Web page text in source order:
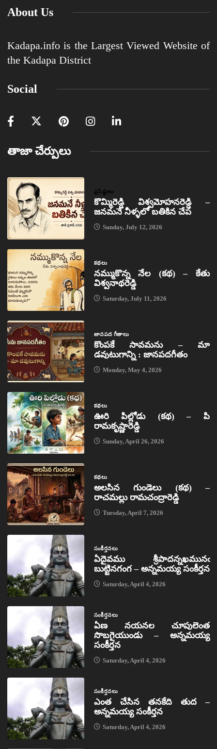
About Us
Kadapa.info is the Largest Viewed Website of
the Kadapa District
Social
తాజా చేర్పులు
ప్రసిద్ధులు
కొమ్మిరెడ్డి విశ్వమోహనరెడ్డి –
జనమనే నీళ్ళలో బతికిన చేప
Sunday, July 12, 2026
కథలు
నమ్ముకొన్న నేల (కథ) – కేతు
విశ్వనాథరెడ్డి
Saturday, July 11, 2026
జానపద గీతాలు
కొంపకే సావమను – మా
డవుటుగాన్ని : జానపదగీతం
Monday, May 4, 2026
కథలు
ఊరి పిల్లోడు (కథ) – పి
రామకృష్ణారెడ్డి
Sunday, April 26, 2026
కథలు
అలసిన గుండెలు (కథ) –
రాచమల్లు రామచంద్రారెడ్డి
Tuesday, April 7, 2026
సంకీర్తనలు
ఏదైవము శ్రీపాదన్నఖమునఁ
బుట్టినగంగ – అన్నమయ్య సంకీర్తన
Saturday, April 4, 2026
సంకీర్తనలు
ఏణ నయనల చూపులెంత
సొబగైయుండు – అన్నమయ్య
సంకీర్తన
Saturday, April 4, 2026
సంకీర్తనలు
ఎంత చేసిన తనకేది తుద –
అన్నమయ్య సంకీర్తన
Saturday, April 4, 2026